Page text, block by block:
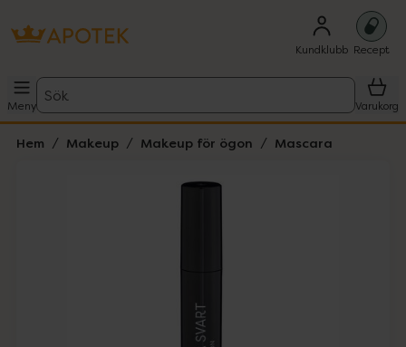
Kundklubb Recept
Meny
Sök
Varukorg
Hem Makeup Makeup för ögon Mascara